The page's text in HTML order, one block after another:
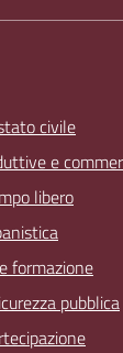
civile
e
libero
formazione
pubblica